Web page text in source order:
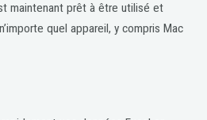
maintenant prêt à être utilisé et
quel appareil, y compris Mac